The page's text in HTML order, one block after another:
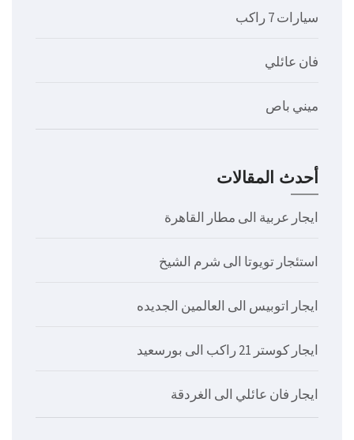
سيارات 7 راكب
فان عائلي
ميني باص
أحدث المقالات
ايجار عربية الى مطار القاهرة
استئجار تويوتا الى شرم الشيخ
ايجار اتوبيس الى العالمين الجديده
ايجار كوستر 21 راكب الى بورسعيد
ايجار فان عائلي الى الغردقة